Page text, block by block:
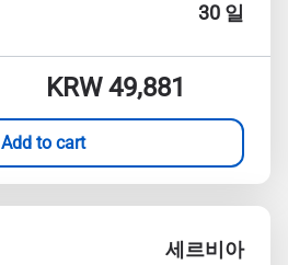
30 일
KRW 49,881
Add to cart
세르비아